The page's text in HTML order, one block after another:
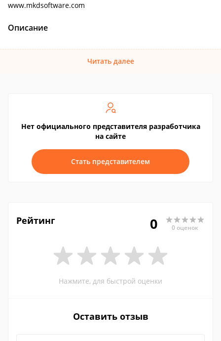
www.mkdsoftware.com
Описание
Читать далее
Нет официального представителя разработчика
на сайте
Стать представителем
Рейтинг 0 0 оценок
Нажмите, для быстрой оценки
Оставить отзыв